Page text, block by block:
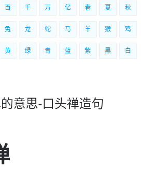
百 千 万 亿 春 夏 秋
兔 龙 蛇 马 羊 猴 鸡
黄 绿 青 蓝 紫 黑 白
意思-口头禅造句